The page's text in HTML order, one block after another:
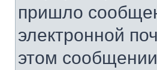
пришло
электронной
этом